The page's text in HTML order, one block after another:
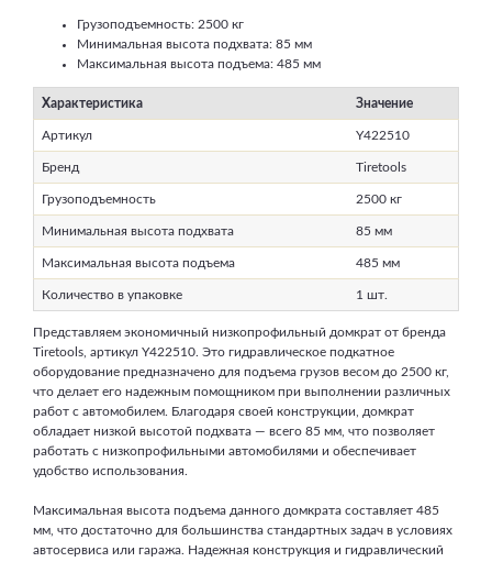
Грузоподъемность: 2500 кг
Минимальная высота подхвата: 85 мм
Максимальная высота подъема: 485 мм
Характеристика Значение
Артикул Y422510
Бренд Tiretools
Грузоподъемность 2500 кг
Минимальная высота подхвата 85 мм
Максимальная высота подъема 485 мм
Количество в упаковке 1 шт.
Представляем экономичный низкопрофильный домкрат от бренда
Tiretools, артикул Y422510. Это гидравлическое подкатное
оборудование предназначено для подъема грузов весом до 2500 кг,
что делает его надежным помощником при выполнении различных
работ с автомобилем. Благодаря своей конструкции, домкрат
обладает низкой высотой подхвата — всего 85 мм, что позволяет
работать с низкопрофильными автомобилями и обеспечивает
удобство использования.
Максимальная высота подъема данного домкрата составляет 485
мм, что достаточно для большинства стандартных задач в условиях
автосервиса или гаража. Надежная конструкция и гидравлический